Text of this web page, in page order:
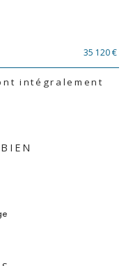
35 120 €
intégralement